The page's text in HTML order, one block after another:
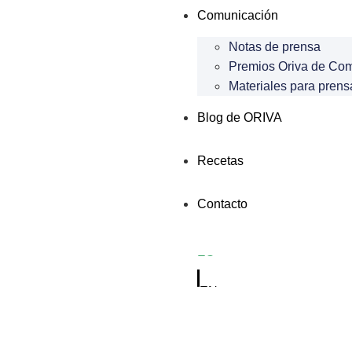
Comunicación
Notas de prensa
Premios Oriva de
Materiales para
Blog de ORIVA
Recetas
Contacto
ES
EN